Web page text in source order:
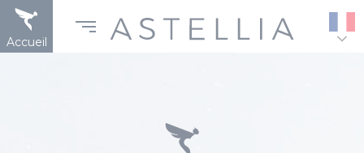
Aller
contenu
principal
Accueil
Panneau de gestion des cookies